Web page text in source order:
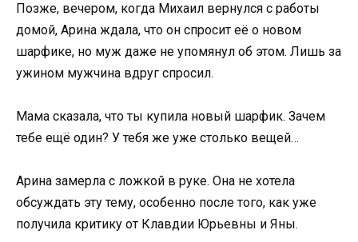
Позже, вечером, когда Михаил вернулся с работы
домой, Арина ждала, что он спросит её о новом
шарфике, но муж даже не упомянул об этом. Лишь за
ужином мужчина вдруг спросил.
Мама сказала, что ты купила новый шарфик. Зачем
тебе ещё один? У тебя же уже столько вещей…
Арина замерла с ложкой в руке. Она не хотела
обсуждать эту тему, особенно после того, как уже
получила критику от Клавдии Юрьевны и Яны.